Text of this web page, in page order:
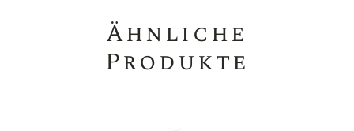
Ähnliche
Produkte